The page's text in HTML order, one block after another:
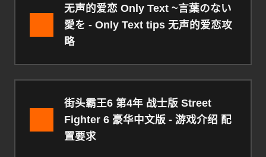
无声的爱恋 Only Text ~言葉のない
愛を - Only Text tips 无声的爱恋攻
略
街头霸王6 第4年 战士版 Street
Fighter 6 豪华中文版 - 游戏介绍 配
置要求